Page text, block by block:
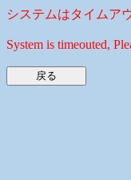
システムはタイムア
System is timeouted,